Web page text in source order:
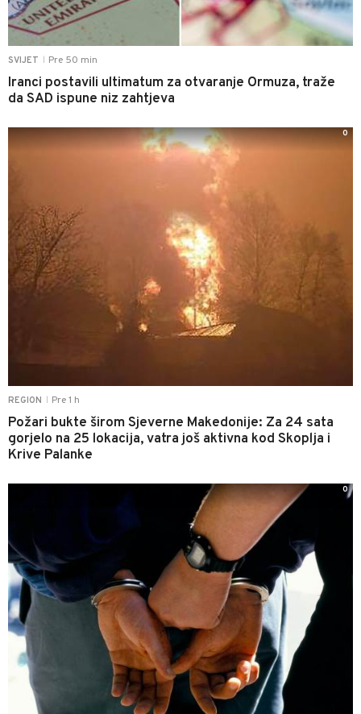
SVIJET Pre 50 min
Iranci postavili ultimatum za otvaranje Ormuza, traže
da SAD ispune niz zahtjeva
REGION Pre 1 h
Požari bukte širom Sjeverne Makedonije: Za 24 sata
gorjelo na 25 lokacija, vatra još aktivna kod Skoplja i
Krive Palanke
0
0